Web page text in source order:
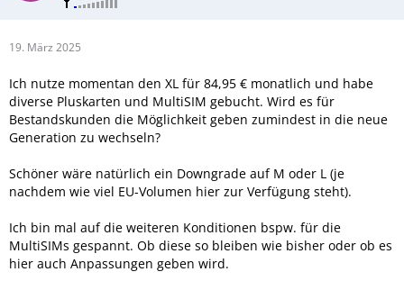
19. März 2025
Ich nutze momentan den XL für 84,95 € monatlich und habe
diverse Pluskarten und MultiSIM gebucht. Wird es für
Bestandskunden die Möglichkeit geben zumindest in die neue
Generation zu wechseln?
Schöner wäre natürlich ein Downgrade auf M oder L (je
nachdem wie viel EU-Volumen hier zur Verfügung steht).
Ich bin mal auf die weiteren Konditionen bspw. für die
MultiSIMs gespannt. Ob diese so bleiben wie bisher oder ob es
hier auch Anpassungen geben wird.